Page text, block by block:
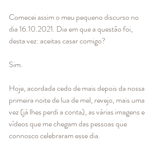
Comecei assim o meu pequeno discurso no
dia 16.10.2021. Dia em que a questão foi,
desta vez: aceitas casar comigo?
Sim.
Hoje, acordada cedo de mais depois da nossa
primeira noite de lua de mel, revejo, mais uma
vez (já lhes perdi a conta), as várias imagens e
vídeos que me chegam das pessoas que
connosco celebraram esse dia.